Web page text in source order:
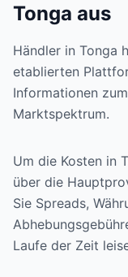
Tonga aus
Händler in Tonga
etablierten
Informationen
Marktspektrum.
Um die Kosten in
über die
Sie Spreads,
Laufe der Zeit